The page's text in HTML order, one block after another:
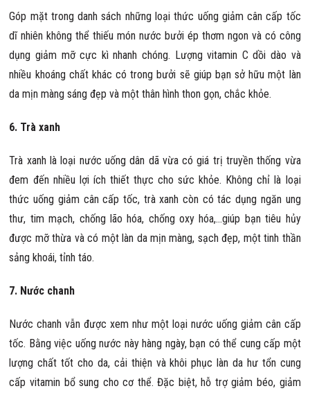
Góp mặt trong danh sách những loại thức uống giảm cân cấp tốc
dĩ nhiên không thể thiếu món nước bưởi ép thơm ngon và có công
dụng giảm mỡ cực kì nhanh chóng. Lượng vitamin C dồi dào và
nhiều khoáng chất khác có trong bưởi sẽ giúp bạn sở hữu một làn
da mịn màng sáng đẹp và một thân hình thon gọn, chắc khỏe.
6. Trà xanh
Trà xanh là loại nước uống dân dã vừa có giá trị truyền thống vừa
đem đến nhiều lợi ích thiết thực cho sức khỏe. Không chỉ là loại
thức uống giảm cân cấp tốc, trà xanh còn có tác dụng ngăn ung
thư, tim mạch, chống lão hóa, chống oxy hóa,…giúp bạn tiêu hủy
được mỡ thừa và có một làn da mịn màng, sạch đẹp, một tinh thần
sảng khoái, tỉnh táo.
7. Nước chanh
Nước chanh vẫn được xem như một loại nước uống giảm cân cấp
tốc. Bằng việc uống nước này hàng ngày, bạn có thể cung cấp một
lượng chất tốt cho da, cải thiện và khôi phục làn da hư tổn cung
cấp vitamin bổ sung cho cơ thể. Đặc biệt, hỗ trợ giảm béo, giảm